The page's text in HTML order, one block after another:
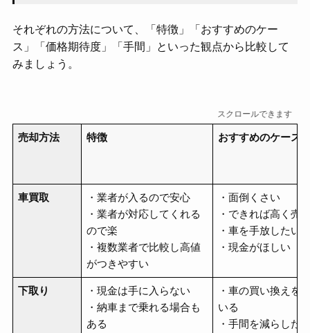
それぞれの方法について、「特徴」「おすすめのケー
ス」「価格期待度」「手間」といった観点から比較して
みましょう。
スクロールできます
売却方法 特徴 おすすめのケース
車買取
・業者が入るので安心
・業者が対応してくれる
ので楽
・複数業者で比較し高値
がつきやすい
・面倒くさい
・できれば高く売
・車を手放したい
・現金がほしい
下取り
・現金は手に入らない
・納車まで乗れる場合も
ある
・車の買い換えを
いる
・手間を減らした